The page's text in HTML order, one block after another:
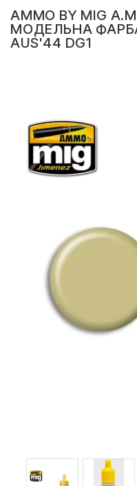
AMMO BY MIG
МОДЕЛЬНА ФАРБА
AUS'44 DG1